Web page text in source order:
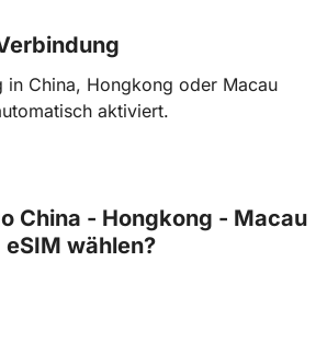
in China, Hongkong oder Macau
aktiviert.
China - Hongkong - Macau
eSIM wählen?